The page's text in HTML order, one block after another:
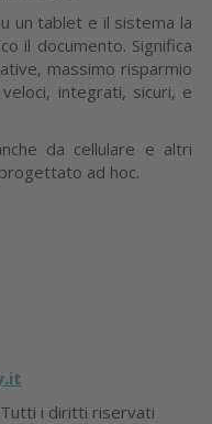
un tablet e il sistema la
il documento. Significa
massimo risparmio
integrati, sicuri, e
da cellulare e altri
ad hoc.
i diritti riservati